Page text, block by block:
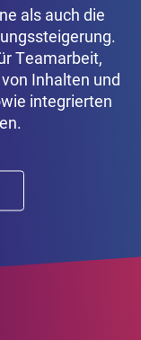
als auch die
Teamarbeit,
Inhalten und
integrierten